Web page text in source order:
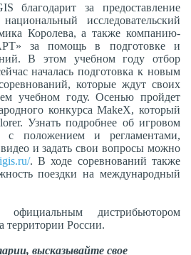
благодарит за предоставление
исследовательский
Королева, а также компанию-
за помощь в подготовке и
В этом учебном году отбор
началась подготовка к новым
которые ждут своих
учебном году. Осенью пройдет
конкурса MakeX, который
Узнать подробнее об игровом
с положением и регламентами,
и задать свои вопросы можно
. В ходе соревнований также
поездки на международный
дистрибьютором
территории России.
высказывайте свое